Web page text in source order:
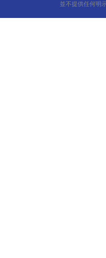
並不提供任何明